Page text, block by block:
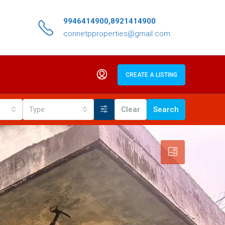
9946414900,8921414900
connetpproperties@gmail.com
CREATE A LISTING
Type Clear Search